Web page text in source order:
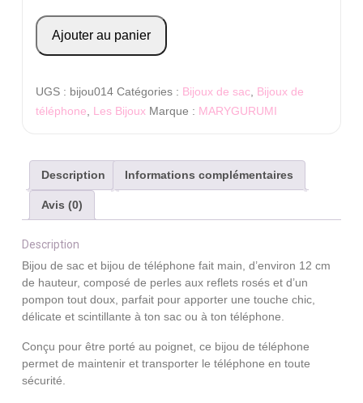
quantité
de
de
téléphone
N°14
Ajouter au panier
UGS : bijou014 Catégories : Bijoux de sac Bijoux de
téléphone
Les Bijoux Marque : MARYGURUMI
Description Informations complémentaires
Avis (0)
Description
Bijou de sac et bijou de téléphone fait main, d’environ 12 cm
de hauteur, composé de perles aux reflets rosés et d’un
pompon tout doux, parfait pour apporter une touche chic,
délicate et scintillante à ton sac ou à ton téléphone.
Conçu pour être porté au poignet, ce bijou de téléphone
permet de maintenir et transporter le téléphone en toute
sécurité.